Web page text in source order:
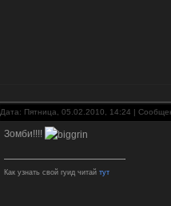
Дата: Пятница, 05.02.2010, 14:24 |
Зомби!!!!
Как узнать свой гуид читай тут